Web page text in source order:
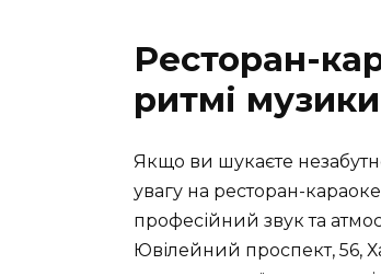
Ресторан-
ритмі музики
Якщо ви шукаєте
увагу на ресторан-
професійний звук та
Ювілейний проспект, 56,